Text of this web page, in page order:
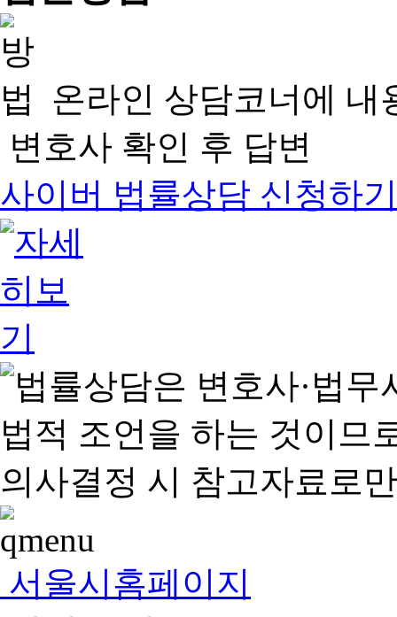
온라인 상담코너에 내
변호사 확인 후 답변
사이버 법률상담 신청하기
서울시홈페이지